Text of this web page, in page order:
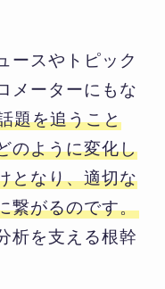
ースやトピック
メーターにもな
題を追うこと
のように変化し
となり、適切な
繋がるのです。
析を支える根幹